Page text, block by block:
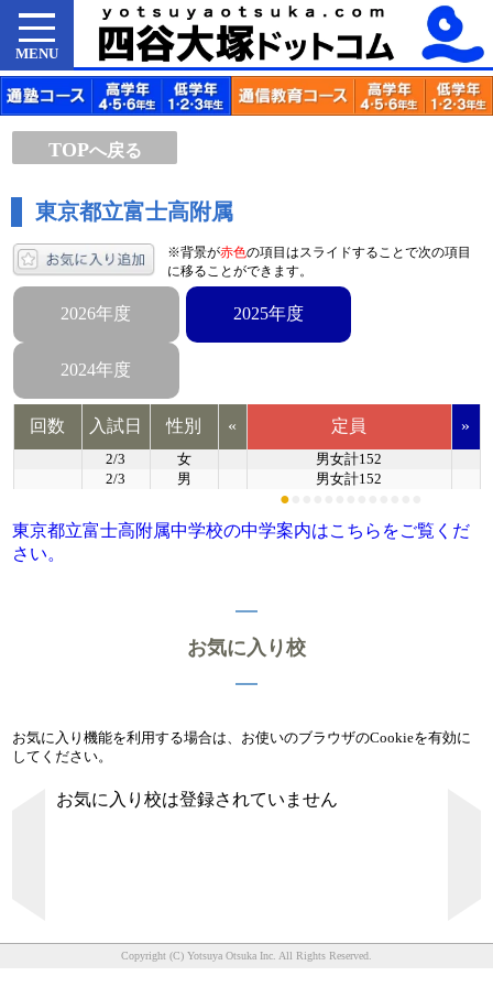
MENU
TOPへ戻る
東京都立富士高附属
※背景が赤色の項目はスライドすることで次の項目
に移ることができます。
2026年度 2025年度
2024年度
回数 入試日 性別 « 定員 »
2/3 女
男女計152
2/3
男 男女計152
●
東京都立富士高附属中学校の中学案内はこちらをご覧くだ
さい。
お気に入り校
お気に入り機能を利用する場合は、お使いのブラウザのCookieを有効に
してください。
お気に入り校は登録されていません
Copyright (C) Yotsuya Otsuka Inc. All Rights Reserved.